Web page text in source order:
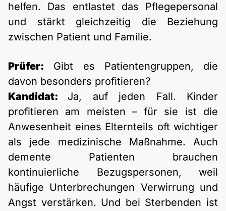
helfen. Das entlastet das Pflegepersonal
und stärkt gleichzeitig die Beziehung
zwischen Patient und Familie.
Prüfer: Gibt es Patientengruppen, die
davon besonders profitieren?
Kandidat: Ja, auf jeden Fall. Kinder
profitieren am meisten – für sie ist die
Anwesenheit eines Elternteils oft wichtiger
als jede medizinische Maßnahme. Auch
demente Patienten brauchen
kontinuierliche Bezugspersonen, weil
häufige Unterbrechungen Verwirrung und
Angst verstärken. Und bei Sterbenden ist